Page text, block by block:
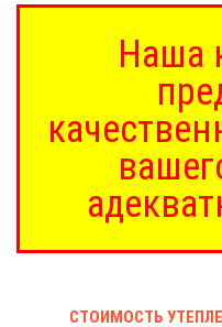
Наша
СТОИМОСТЬ